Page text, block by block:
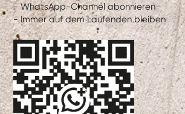
- WhatsApp-Channel abonnieren
- Immer auf dem Laufenden bleiben